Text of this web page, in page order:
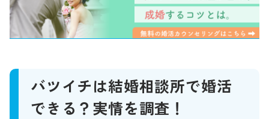
バツイチは結婚相談所で婚活
できる？実情を調査！